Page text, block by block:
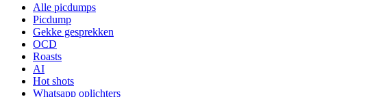
Alle picdumps
Picdump
Gekke gesprekken
OCD
Roasts
AI
Hot shots
Whatsapp oplichters